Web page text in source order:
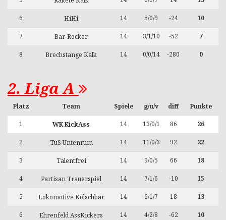
6 HiHi 14 5/0/9 -24 10
7 Bar-Rocker 14 3/1/10 -52 7
8 Brechstange Kalk 14 0/0/14 -280 0
2. Liga A
Platz Team Spiele g/u/v diff Punkte
1 WK KickAss 14 13/0/1 86 26
2 TuS Untenrum 14 11/0/3 92 22
3 Talentfrei 14 9/0/5 66 18
4 Partisan Trauerspiel 14 7/1/6 -10 15
5 Lokomotive Kölschbar 14 6/1/7 18 13
6 Ehrenfeld AssKickers 14 4/2/8 -62 10